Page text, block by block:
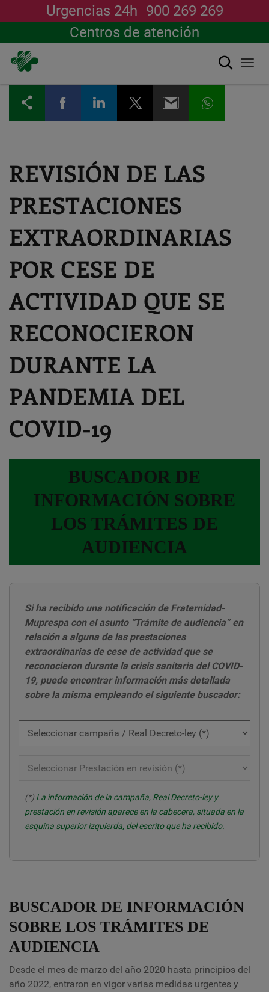
contenido
principal
Urgencias 24h 900 269 269
Centros de atención
Buscar
REVISIÓN DE LAS
PRESTACIONES
EXTRAORDINARIAS
POR CESE DE
ACTIVIDAD QUE SE
RECONOCIERON
DURANTE LA
PANDEMIA DEL
COVID-19
BUSCADOR DE
INFORMACIÓN SOBRE
LOS TRÁMITES DE
AUDIENCIA
Si ha recibido una notificación de Fraternidad-
Muprespa con el asunto “Trámite de audiencia” en
relación a alguna de las prestaciones
extraordinarias de cese de actividad que se
reconocieron durante la crisis sanitaria del COVID-
19, puede encontrar información más detallada
sobre la misma empleando el siguiente buscador:
(*) La información de la campaña, Real Decreto-ley y
prestación en revisión aparece en la cabecera, situada en la
esquina superior izquierda, del escrito que ha recibido.
BUSCADOR DE INFORMACIÓN
SOBRE LOS TRÁMITES DE
AUDIENCIA
Desde el mes de marzo del año 2020 hasta principios del
año 2022, entraron en vigor varias medidas urgentes y